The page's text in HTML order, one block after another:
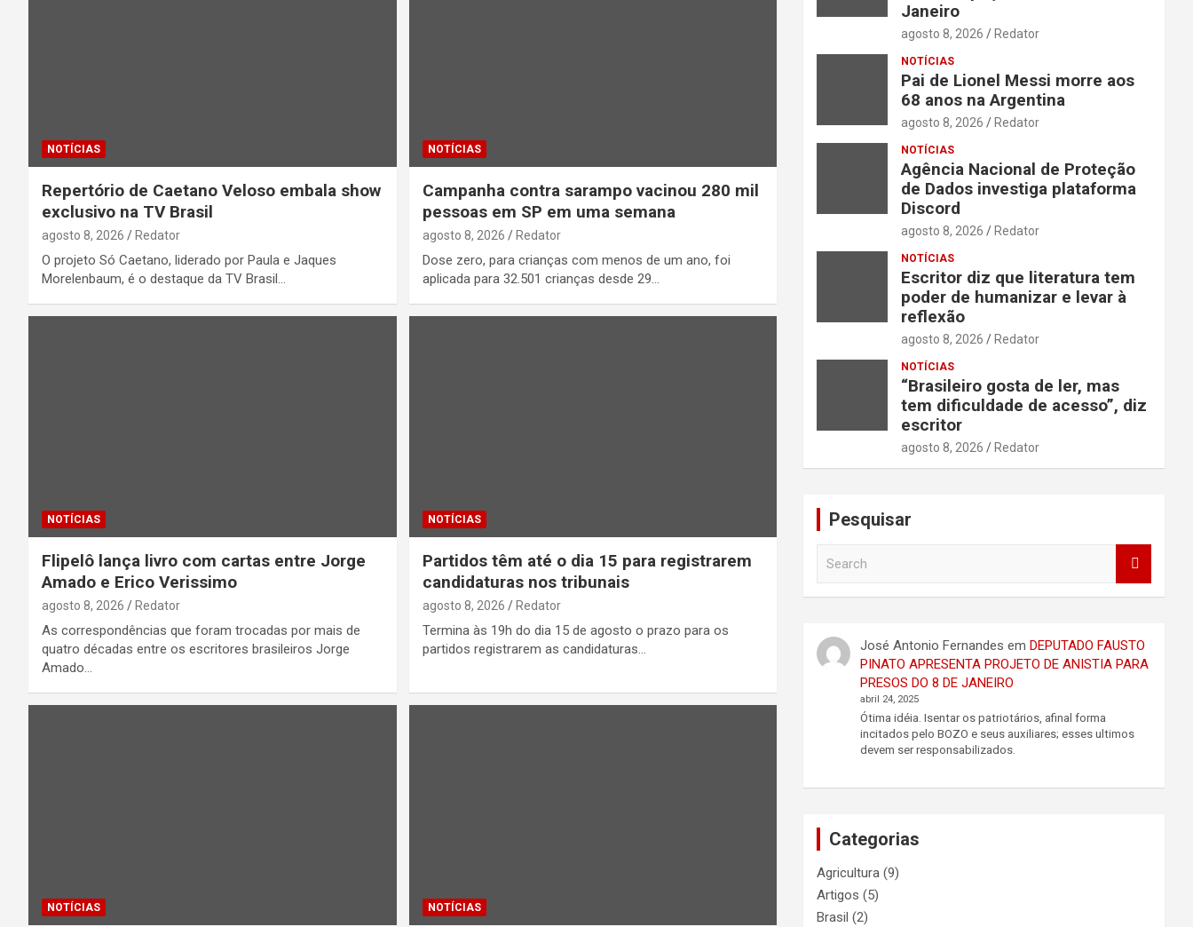
NOTÍCIAS
Repertório de Caetano Veloso embala show
exclusivo na TV Brasil
agosto 8, 2026 Redator
O projeto Só Caetano, liderado por Paula e Jaques
Morelenbaum, é o destaque da TV Brasil…
NOTÍCIAS
Campanha contra sarampo vacinou 280 mil
pessoas em SP em uma semana
agosto 8, 2026 Redator
Dose zero, para crianças com menos de um ano, foi
aplicada para 32.501 crianças desde 29…
NOTÍCIAS
Flipelô lança livro com cartas entre Jorge
Amado e Erico Verissimo
agosto 8, 2026 Redator
As correspondências que foram trocadas por mais de
quatro décadas entre os escritores brasileiros Jorge
Amado…
NOTÍCIAS
Partidos têm até o dia 15 para registrarem
candidaturas nos tribunais
agosto 8, 2026 Redator
Termina às 19h do dia 15 de agosto o prazo para os
partidos registrarem as candidaturas…
NOTÍCIAS NOTÍCIAS
Janeiro
agosto 8, 2026 Redator
NOTÍCIAS
Pai de Lionel Messi morre aos
68 anos na Argentina
agosto 8, 2026 Redator
NOTÍCIAS
Agência Nacional de Proteção
de Dados investiga plataforma
Discord
agosto 8, 2026 Redator
NOTÍCIAS
Escritor diz que literatura tem
poder de humanizar e levar à
reflexão
agosto 8, 2026 Redator
NOTÍCIAS
“Brasileiro gosta de ler, mas
tem dificuldade de acesso”, diz
escritor
agosto 8, 2026 Redator
Pesquisar
h
José Antonio Fernandes emDEPUTADO FAUSTO
PINATO APRESENTA PROJETO DE ANISTIA PARA
PRESOS DO 8 DE JANEIRO
abril 24, 2025
Ótima idéia. Isentar os patriotários, afinal forma
incitados pelo BOZO e seus auxiliares; esses ultimos
devem ser responsabilizados.
Categorias
Agricultura (9)
Artigos (5)
Brasil (2)